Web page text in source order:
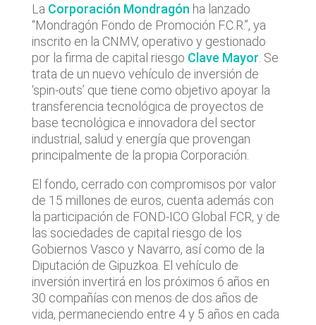
La Corporación Mondragón ha lanzado
“Mondragón Fondo de Promoción F.C.R.”, ya
inscrito en la CNMV, operativo y gestionado
por la firma de capital riesgo Clave Mayor . Se
trata de un nuevo vehículo de inversión de
‘spin-outs’ que tiene como objetivo apoyar la
transferencia tecnológica de proyectos de
base tecnológica e innovadora del sector
industrial, salud y energía que provengan
principalmente de la propia Corporación.
El fondo, cerrado con compromisos por valor
de 15 millones de euros, cuenta además con
la participación de FOND-ICO Global FCR, y de
las sociedades de capital riesgo de los
Gobiernos Vasco y Navarro, así como de la
Diputación de Gipuzkoa. El vehículo de
inversión invertirá en los próximos 6 años en
30 compañías con menos de dos años de
vida, permaneciendo entre 4 y 5 años en cada